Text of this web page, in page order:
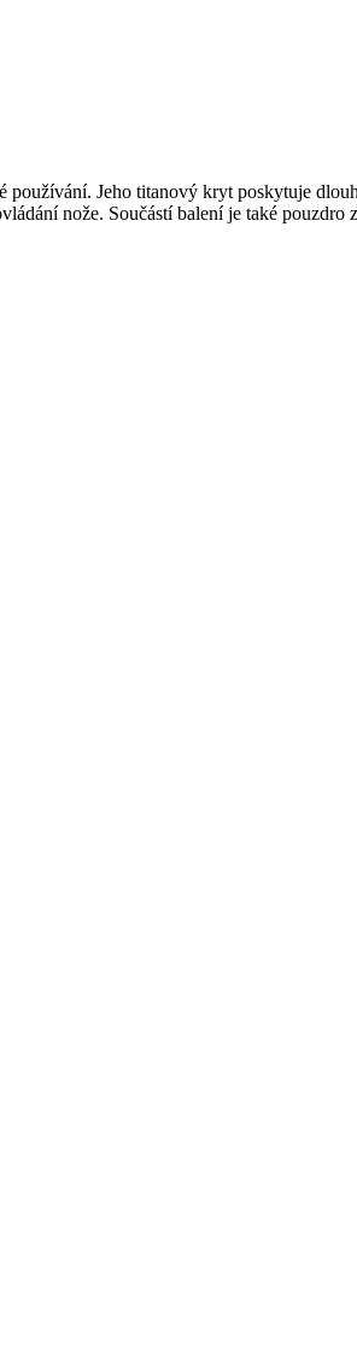
Jeho titanový kryt poskytuje
nože. Součástí balení je také pouzdro